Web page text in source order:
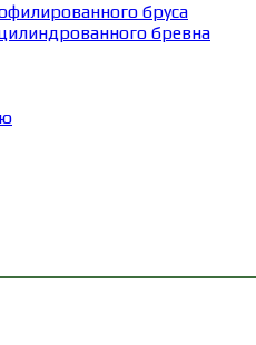
бруса
бревна